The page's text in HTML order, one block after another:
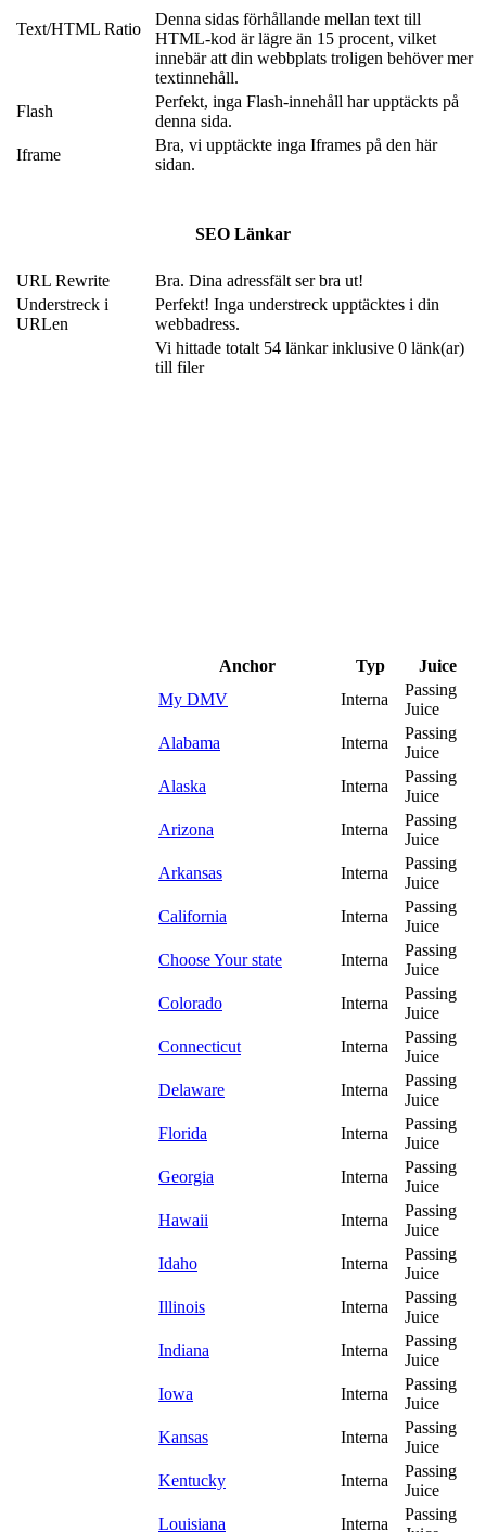
Text/HTML Ratio
Denna sidas förhållande mellan text till
HTML-kod är lägre än 15 procent, vilket
innebär att din webbplats troligen behöver mer
textinnehåll.
Flash
Perfekt, inga Flash-innehåll har upptäckts på
denna sida.
Iframe
Bra, vi upptäckte inga Iframes på den här
sidan.
SEO Länkar
URL Rewrite
Bra. Dina adressfält ser bra ut!
Understreck i
URLen
Perfekt! Inga understreck upptäcktes i din
webbadress.
Vi hittade totalt 54 länkar inklusive 0 länk(ar)
till filer
Anchor Typ
Juice
My DMV
Interna
Passing
Juice
Alabama
Interna
Passing
Juice
Alaska
Interna
Passing
Juice
Arizona
Interna
Passing
Juice
Arkansas
Interna
Passing
Juice
California
Interna
Passing
Juice
Choose Your state
Interna
Passing
Juice
Colorado
Interna
Passing
Juice
Connecticut
Interna
Passing
Juice
Delaware
Interna
Passing
Juice
Florida
Interna
Passing
Juice
Georgia
Interna
Passing
Juice
Hawaii
Interna
Passing
Juice
Idaho
Interna
Passing
Juice
Illinois
Interna
Passing
Juice
Indiana
Interna
Passing
Juice
Iowa
Interna
Passing
Juice
Kansas
Interna
Passing
Juice
Kentucky
Interna
Passing
Juice
Louisiana
Interna
Passing